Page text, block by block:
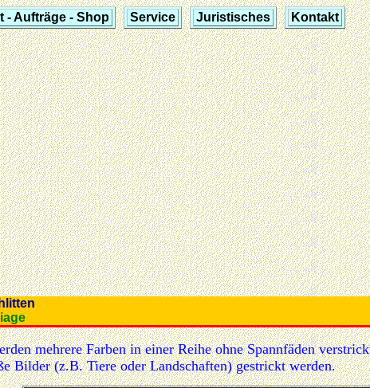
- Aufträge - Shop Service Juristisches Kontakt
mehrere Farben in einer Reihe ohne Spannfäden
Bilder (z.B. Tiere oder Landschaften) gestrickt werden.